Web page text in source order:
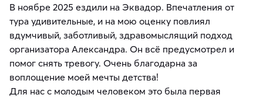
В ноябре 2025 ездили на Эквадор. Впечатления от
тура удивительные, и на мою оценку повлиял
вдумчивый, заботливый, здравомыслящий подход
организатора Александра. Он всё предусмотрел и
помог снять тревогу. Очень благодарна за
воплощение моей мечты детства!
Для нас с молодым человеком это была первая